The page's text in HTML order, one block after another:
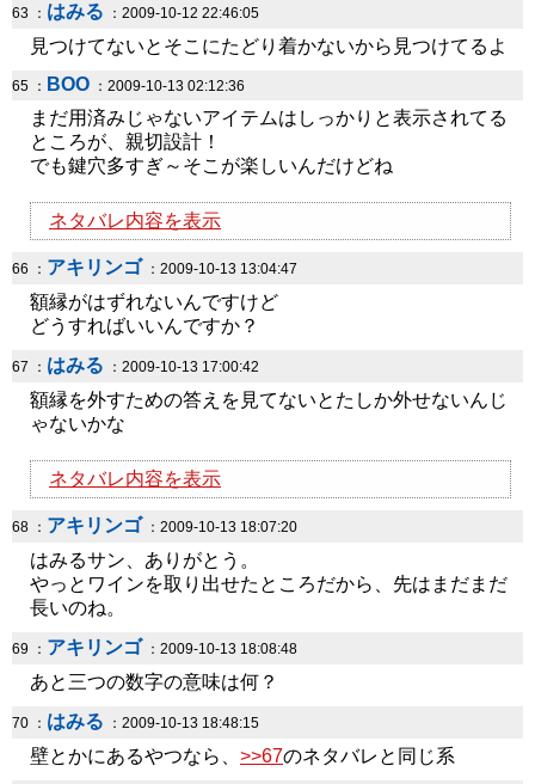
63 ： はみる ：2009-10-12 22:46:05
見つけてないとそこにたどり着かないから見つけてるよ
65 ： BOO ：2009-10-13 02:12:36
まだ用済みじゃないアイテムはしっかりと表示されてる
ところが、親切設計！
でも鍵穴多すぎ～そこが楽しいんだけどね
ネタバレ内容を表示
66 ： アキリンゴ ：2009-10-13 13:04:47
額縁がはずれないんですけど
どうすればいいんですか？
67 ： はみる ：2009-10-13 17:00:42
額縁を外すための答えを見てないとたしか外せないんじ
ゃないかな
ネタバレ内容を表示
68 ： アキリンゴ ：2009-10-13 18:07:20
はみるサン、ありがとう。
やっとワインを取り出せたところだから、先はまだまだ
長いのね。
69 ： アキリンゴ ：2009-10-13 18:08:48
あと三つの数字の意味は何？
70 ： はみる ：2009-10-13 18:48:15
壁とかにあるやつなら、 >>67のネタバレと同じ系